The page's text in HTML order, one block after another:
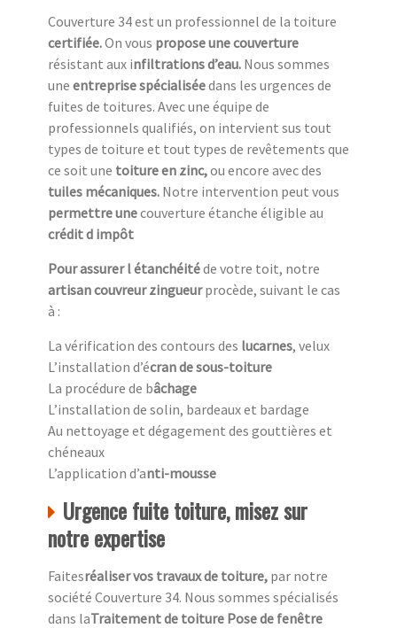
Couverture 34 est un professionnel de la toiture
certifiée.On vous propose une couverture
résistant aux infiltrations d’eau. Nous sommes
une entreprise spécialiséedans les urgences de
fuites de toitures. Avec une équipe de
professionnels qualifiés, on intervient sus tout
types de toiture et tout types de revêtements que
ce soit une toiture en zinc,ou encore avec des
tuiles mécaniques. Notre intervention peut vous
permettre unecouverture étanche éligible au
crédit d impôt
Pour assurer l étanchéitéde votre toit, notre
artisan couvreur zingueurprocède, suivant le cas
à :
La vérification des contours des lucarnes, velux
L’installation d’écran de sous-toiture
La procédure de bâchage
L’installation de solin, bardeaux et bardage
Au nettoyage et dégagement des gouttières et
chéneaux
L’application d’anti-mousse
Urgence fuite toiture, misez sur
notre expertise
Faitesréaliser vos travaux de toiture, par notre
société Couverture 34. Nous sommes spécialisés
dans laTraitement de toiture Pose de fenêtre